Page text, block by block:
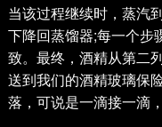
当该过程继续时，蒸汽
下降回蒸馏器;每一个步
致。最终，酒精从第二
送到我们的酒精玻璃保
落，可说是一滴接一滴